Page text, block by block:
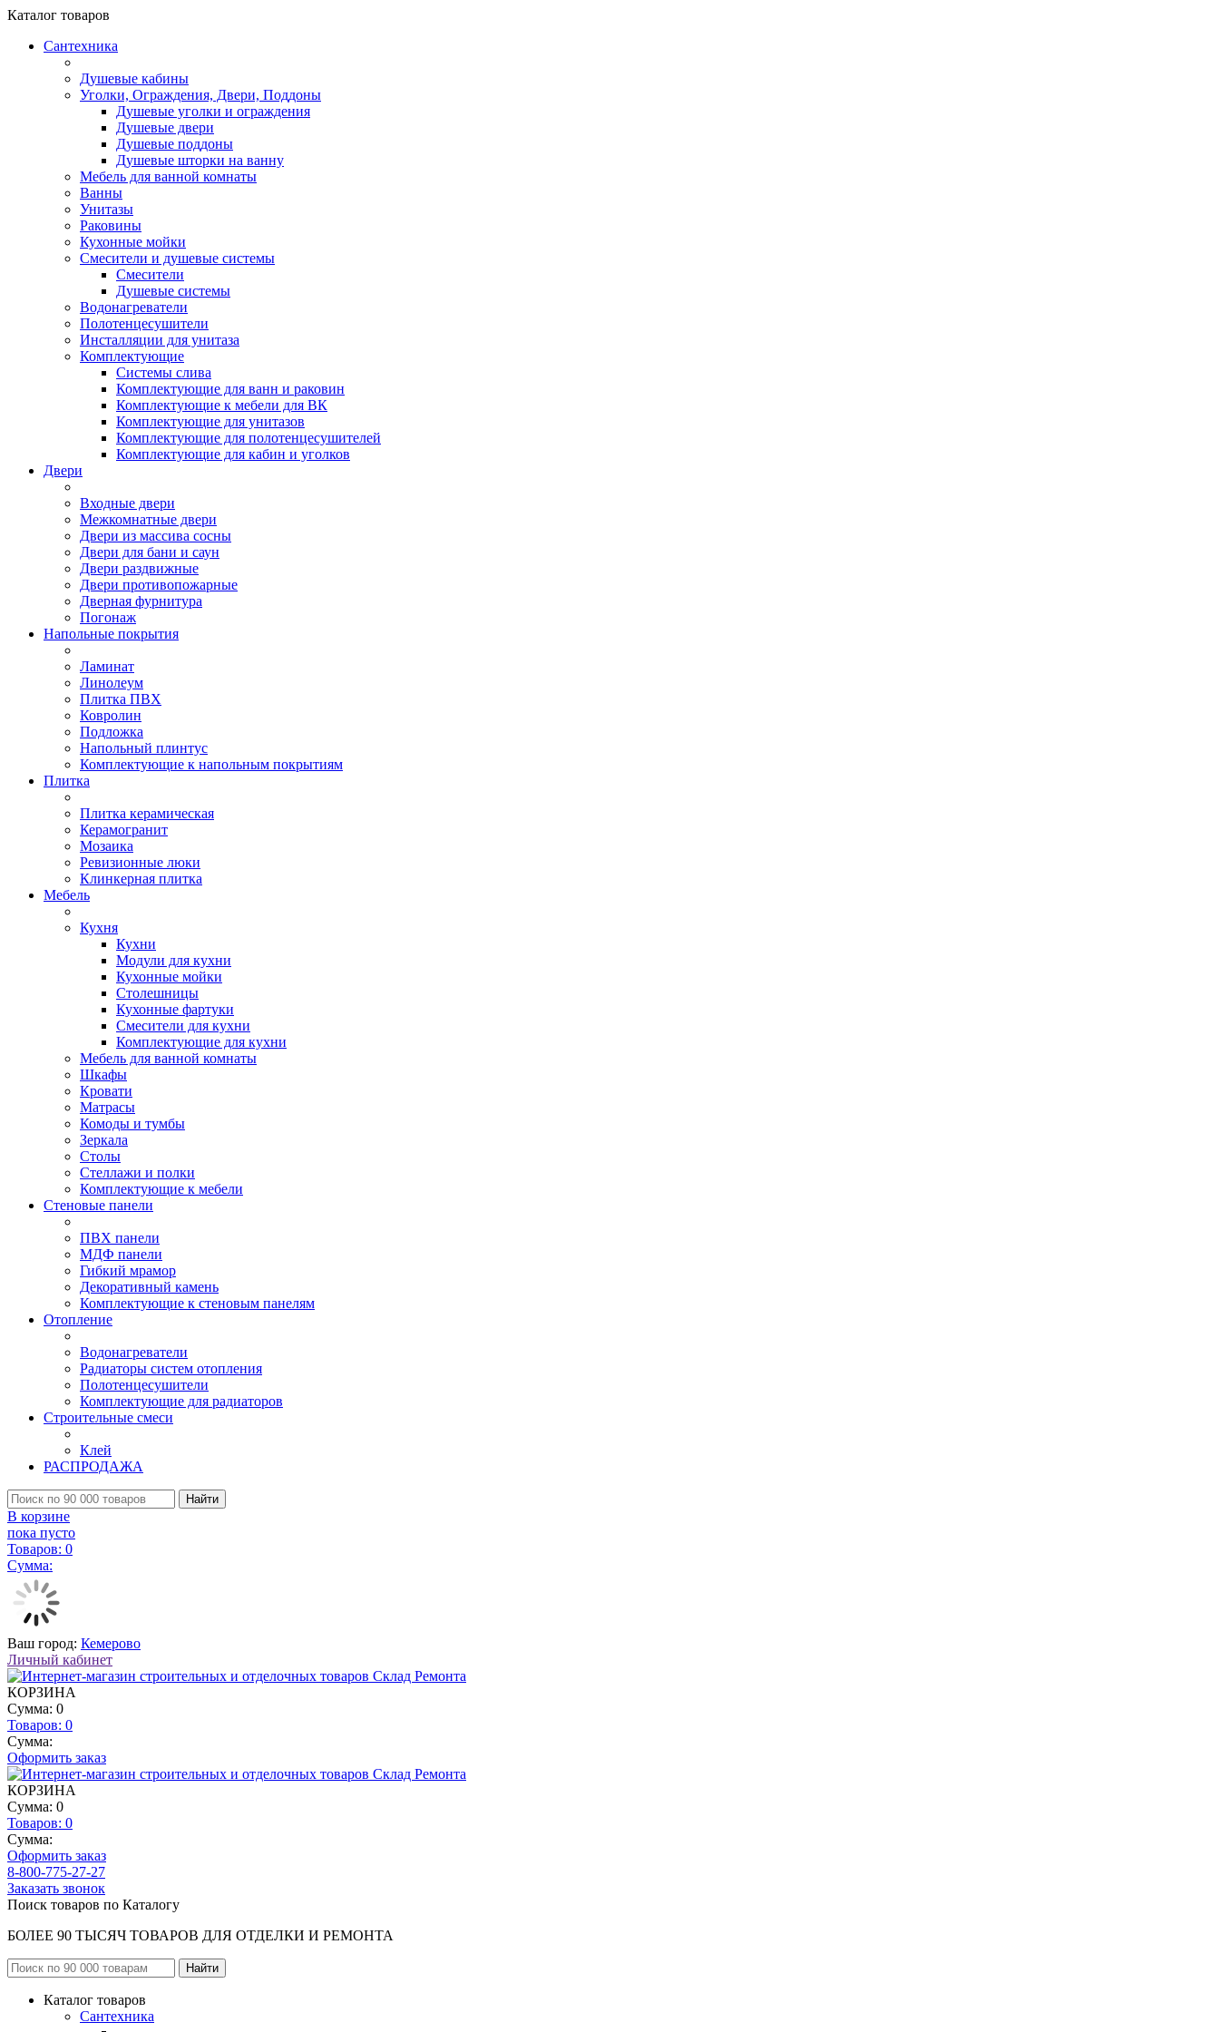
Каталог товаров
Сантехника
Душевые кабины
Уголки, Ограждения, Двери, Поддоны
Душевые уголки и ограждения
Душевые двери
Душевые поддоны
Душевые шторки на ванну
Мебель для ванной комнаты
Ванны
Унитазы
Раковины
Кухонные мойки
Смесители и душевые системы
Смесители
Душевые системы
Водонагреватели
Полотенцесушители
Инсталляции для унитаза
Комплектующие
Системы слива
Комплектующие для ванн и раковин
Комплектующие к мебели для ВК
Комплектующие для унитазов
Комплектующие для полотенцесушителей
Комплектующие для кабин и уголков
Двери
Входные двери
Межкомнатные двери
Двери из массива сосны
Двери для бани и саун
Двери раздвижные
Двери противопожарные
Дверная фурнитура
Погонаж
Напольные покрытия
Ламинат
Линолеум
Плитка ПВХ
Ковролин
Подложка
Напольный плинтус
Комплектующие к напольным покрытиям
Плитка
Плитка керамическая
Керамогранит
Мозаика
Ревизионные люки
Клинкерная плитка
Мебель
Кухня
Кухни
Модули для кухни
Кухонные мойки
Столешницы
Кухонные фартуки
Смесители для кухни
Комплектующие для кухни
Мебель для ванной комнаты
Шкафы
Кровати
Матрасы
Комоды и тумбы
Зеркала
Столы
Стеллажи и полки
Комплектующие к мебели
Стеновые панели
ПВХ панели
МДФ панели
Гибкий мрамор
Декоративный камень
Комплектующие к стеновым панелям
Отопление
Водонагреватели
Радиаторы систем отопления
Полотенцесушители
Комплектующие для радиаторов
Строительные смеси
Клей
РАСПРОДАЖА
Найти
В корзине
пока пусто
Товаров: 0
Сумма:
Ваш город: Кемерово
Личный кабинет
КОРЗИНА
Сумма: 0
Товаров: 0
Сумма:
Оформить заказ
КОРЗИНА
Сумма: 0
Товаров: 0
Сумма:
Оформить заказ
8-800-775-27-27
Заказать звонок
Поиск товаров по Каталогу
БОЛЕЕ 90 ТЫСЯЧ ТОВАРОВ ДЛЯ ОТДЕЛКИ И РЕМОНТА
Каталог товаров
Сантехника